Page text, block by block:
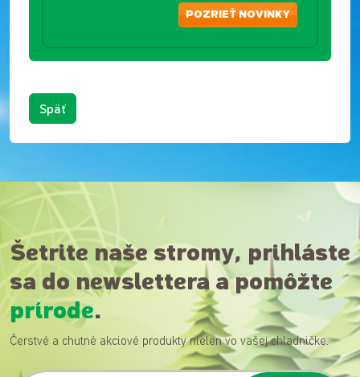
POZRIEŤ NOVINKY
Späť
Šetrite naše stromy, prihláste
sa do newslettera a pomôžte
prírode.
Čerstvé a chutné akciové produkty nielen vo vašej chladničke.